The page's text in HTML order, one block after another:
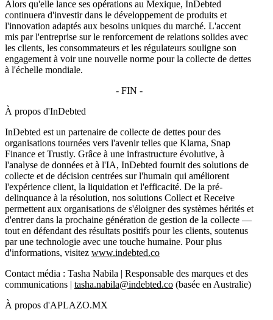
Alors qu'elle lance ses opérations au Mexique, InDebted
continuera d'investir dans le développement de produits et
l'innovation adaptés aux besoins uniques du marché. L'accent
mis par l'entreprise sur le renforcement de relations solides avec
les clients, les consommateurs et les régulateurs souligne son
engagement à voir une nouvelle norme pour la collecte de dettes
à l'échelle mondiale.
- FIN -
À propos d'InDebted
InDebted est un partenaire de collecte de dettes pour des
organisations tournées vers l'avenir telles que Klarna, Snap
Finance et Trustly. Grâce à une infrastructure évolutive, à
l'analyse de données et à l'IA, InDebted fournit des solutions de
collecte et de décision centrées sur l'humain qui améliorent
l'expérience client, la liquidation et l'efficacité. De la pré-
delinquance à la résolution, nos solutions Collect et Receive
permettent aux organisations de s'éloigner des systèmes hérités et
d'entrer dans la prochaine génération de gestion de la collecte —
tout en défendant des résultats positifs pour les clients, soutenus
par une technologie avec une touche humaine. Pour plus
d'informations, visitez www.indebted.co
Contact média : Tasha Nabila | Responsable des marques et des
communications | tasha.nabila@indebted.co (basée en Australie)
À propos d'APLAZO.MX